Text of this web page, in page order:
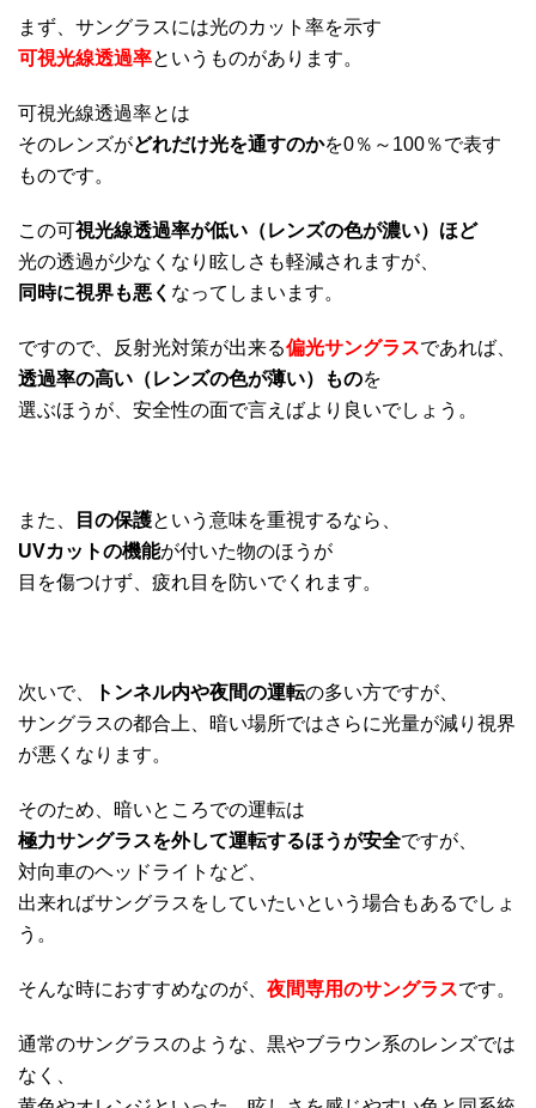
まず、サングラスには光のカット率を示す
可視光線透過率というものがあります。
可視光線透過率とは
そのレンズがどれだけ光を通すのかを0％～100％で表す
ものです。
この可視光線透過率が低い（レンズの色が濃い）ほど
光の透過が少なくなり眩しさも軽減されますが、
同時に視界も悪く なってしまいます。
ですので、反射光対策が出来る偏光サングラスであれば、
透過率の高い（レンズの色が薄い）ものを
選ぶほうが、安全性の面で言えばより良いでしょう。
また、 目の保護という意味を重視するなら、
UVカットの機能が付いた物のほうが
目を傷つけず、疲れ目を防いでくれます。
次いで、 トンネル内や夜間の運転の多い方ですが、
サングラスの都合上、暗い場所ではさらに光量が減り視界
が悪くなります。
そのため、暗いところでの運転は
極力サングラスを外して運転するほうが安全ですが、
対向車のヘッドライトなど、
出来ればサングラスをしていたいという場合もあるでしょ
う。
そんな時におすすめなのが、 夜間専用のサングラスです。
通常のサングラスのような、黒やブラウン系のレンズでは
なく、